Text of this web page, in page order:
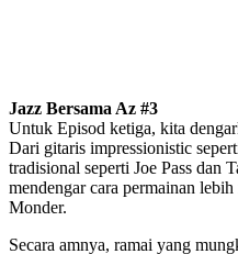
Jazz Bersama Az #3
Untuk Episod ketiga, kita
Dari gitaris impressionistic
tradisional seperti Joe Pass dan
mendengar cara permainan
Monder.
Secara amnya, ramai yang